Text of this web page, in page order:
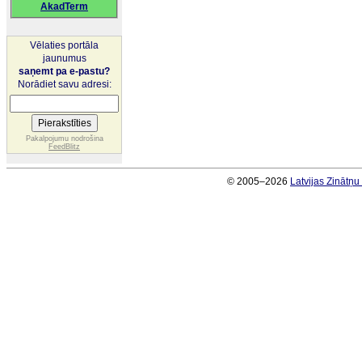
AkadTerm
Vēlaties portāla
jaunumus
saņemt pa e-pastu?
Norādiet savu adresi:
Pakalpojumu nodrošina
FeedBlitz
© 2005–2026 Latvijas